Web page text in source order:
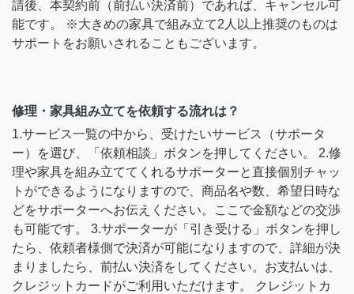
請後、本契約前（前払い決済前）であれば、キャンセル可
能です。 ※大きめの家具で組み立て2人以上推奨のものは
サポートをお願いされることもございます。
修理・家具組み立てを依頼する流れは？
1.サービス一覧の中から、受けたいサービス（サポータ
ー）を選び、「依頼相談」ボタンを押してください。 2.修
理や家具を組み立ててくれるサポーターと直接個別チャッ
トができるようになりますので、商品名や数、希望日時な
どをサポーターへお伝えください。ここで金額などの交渉
も可能です。 3.サポーターが「引き受ける」ボタンを押し
たら、依頼者様側で決済が可能になりますので、詳細が決
まりましたら、前払い決済をしてください。お支払いは、
クレジットカードがご利用いただけます。 クレジットカ